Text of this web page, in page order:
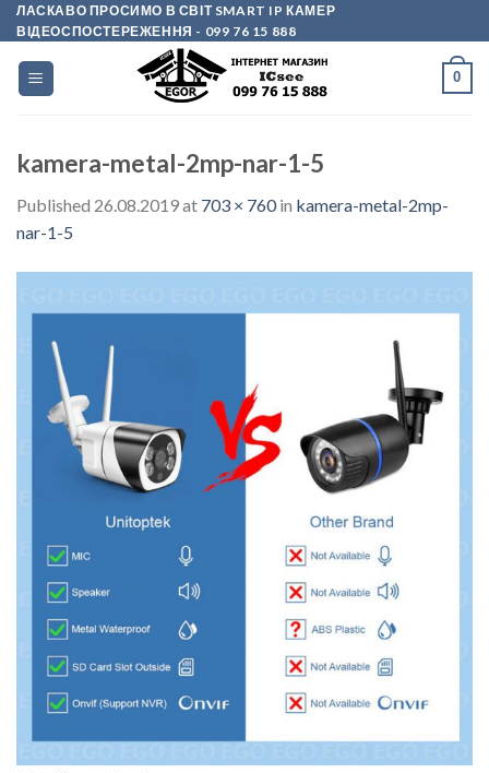
Skip
to
content
ЛАСКАВО ПРОСИМО В СВІТ SMART IP КАМЕР
ВІДЕОСПОСТЕРЕЖЕННЯ - 099 76 15 888
0
kamera-metal-2mp-nar-1-5
Published 26.08.2019at 703 × 760in kamera-metal-2mp-
nar-1-5